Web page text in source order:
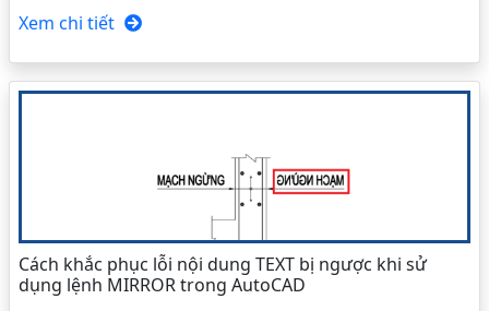
Xem chi tiết
Cách khắc phục lỗi nội dung TEXT bị ngược khi sử
dụng lệnh MIRROR trong AutoCAD